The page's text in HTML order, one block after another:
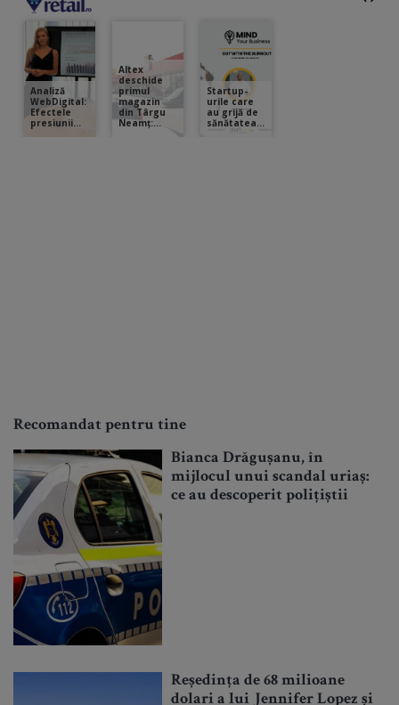
Recomandat pentru tine
Bianca Drăgușanu, în
mijlocul unui scandal uriaș:
ce au descoperit polițiștii
Reședința de 68 milioane
dolari a lui Jennifer Lopez și